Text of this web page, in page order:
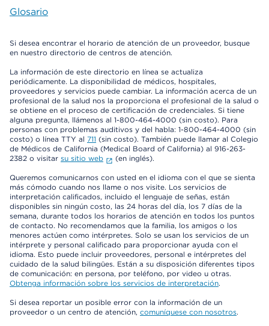
Glosario
Si desea encontrar el horario de atención de un proveedor, busque
en nuestro directorio de centros de atención.
La información de este directorio en línea se actualiza
periódicamente. La disponibilidad de médicos, hospitales,
proveedores y servicios puede cambiar. La información acerca de un
profesional de la salud nos la proporciona el profesional de la salud o
se obtiene en el proceso de certificación de credenciales. Si tiene
alguna pregunta, llámenos al 1-800-464-4000 (sin costo). Para
personas con problemas auditivos y del habla: 1-800-464-4000 (sin
costo) o línea TTY al 711 (sin costo). También puede llamar al Colegio
de Médicos de California (Medical Board of California) al 916-263-
2382 o visitar su sitio web (en inglés).
Queremos comunicarnos con usted en el idioma con el que se sienta
más cómodo cuando nos llame o nos visite. Los servicios de
interpretación calificados, incluido el lenguaje de señas, están
disponibles sin ningún costo, las 24 horas del día, los 7 días de la
semana, durante todos los horarios de atención en todos los puntos
de contacto. No recomendamos que la familia, los amigos o los
menores actúen como intérpretes. Solo se usan los servicios de un
intérprete y personal calificado para proporcionar ayuda con el
idioma. Esto puede incluir proveedores, personal e intérpretes del
cuidado de la salud bilingües. Están a su disposición diferentes tipos
de comunicación: en persona, por teléfono, por video u otras.
Obtenga información sobre los servicios de interpretación.
Si desea reportar un posible error con la información de un
proveedor o un centro de atención, comuníquese con nosotros.